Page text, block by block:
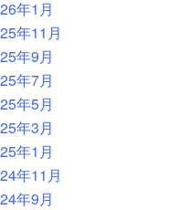
年1月
年11月
年9月
年7月
年5月
年3月
年1月
年11月
年9月